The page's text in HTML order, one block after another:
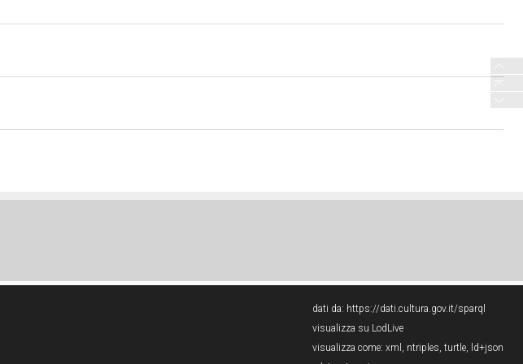
dati da: https://dati.cultura.gov.it/sparql
visualizza su LodLive
visualizza come: xml , ntriples, turtle, ld+json